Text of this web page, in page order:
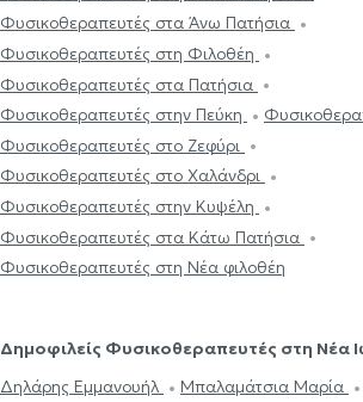
Φυσικοθεραπευτές στα Άνω Πατήσια
Φυσικοθεραπευτές στη Φιλοθέη
Φυσικοθεραπευτές στα Πατήσια
Φυσικοθεραπευτές στην Πεύκη
Φυσικοθεραπευτές στο Ζεφύρι
Φυσικοθεραπευτές στο Χαλάνδρι
Φυσικοθεραπευτές στην Κυψέλη
Φυσικοθεραπευτές στα Κάτω Πατήσια
Φυσικοθεραπευτές στη Νέα φιλοθέη
Δημοφιλείς Φυσικοθεραπευτές στη Νέα
Δηλάρης Εμμανουήλ
Μπαλαμάτσια Μαρία